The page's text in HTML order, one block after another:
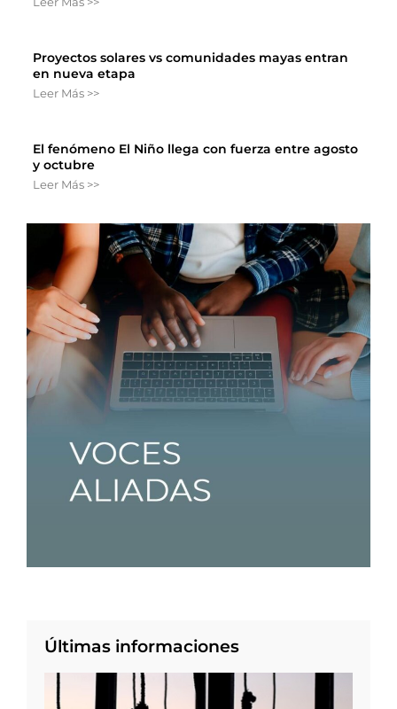
Proyectos solares vs comunidades mayas entran
en nueva etapa
Leer Más >>
El fenómeno El Niño llega con fuerza entre agosto
y octubre
Leer Más >>
Últimas informaciones